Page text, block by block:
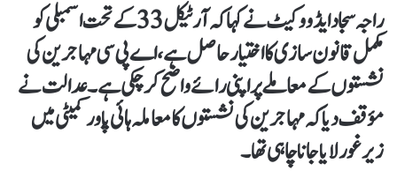
راجہ سجاد ایڈووکیٹ نے کہاکہ آرٹیکل 33 کے تحت اسمبلی کو
مکمل قانون سازی کا اختیار حاصل ہے،اے پی سی مہاجرین کی
نشستوں کے معاملے پر اپنی رائے واضح کرچکی ہے۔عدالت نے
مؤقف دیاکہ مہاجرین کی نشستوں کا معاملہ ہائی پاور کمیٹی میں
زیر غور لایا جانا چاہی تھا۔